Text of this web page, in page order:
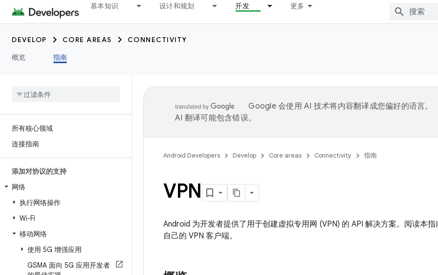
基本知识 设计和规划 开发 更多
DEVELOP CORE AREAS
CONNECTIVITY
概览
指南
所有核心领域
连接指南
添加对协议的支持
网络
执行网络操作
Wi-Fi
移动网络
使用 5G 增强应用
GSMA 面向 5G 应用开发者
Google 会使用 AI 技术将内容翻译成您偏好的语言。
AI 翻译可能包含错误。
Android Developers Develop Core areas Connectivity 指南
VPN
Android 为开发者提供了用于创建虚拟专用网 (VPN) 的 API 解决方案。阅读本
自己的 VPN 客户端。